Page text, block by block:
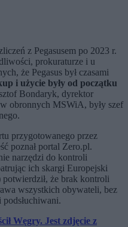
z Pegasusem po 2023 r.
prokuraturze i u
że Pegasus był czasami
i użycie były od początku
Bondaryk, dyrektor
obronnych MSWiA, były szef
przygotowanego przez
poznał portal Zero.pl.
narzędzi do kontroli
ich skargi Europejski
że brak kontroli
wszystkich obywateli, bez
Węgry. Jest zdjęcie z